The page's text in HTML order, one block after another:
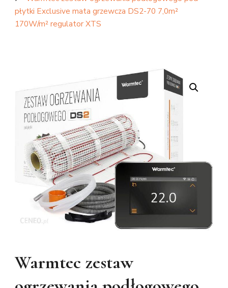
płytki Exclusive mata grzewcza DS2-70 7,0m²
170W/m² regulator XTS
Warmtec zestaw